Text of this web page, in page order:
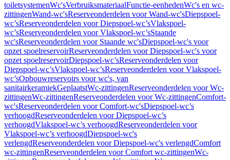
toiletsystemenWc'sVerbruiksmateriaalFunctie-eenhedenWc's en wc-
zittingenWand-wc'sReserveonderdelen voor Wand-wc'sDiepspoel-
wc’sReserveonderdelen voor Diepspoel-wc’sVlakspoel-
wc’sReserveonderdelen voor Vlakspoel-wc’sStaande
wc'sReserveonderdelen voor Staande wc'sDiepspoel-wc's voor
opzet spoelreservoirReserveonderdelen voor Diepspoel-wc's voor
opzet spoelreservoirDiepspoel-wc’sReserveonderdelen voor
Diepspoel-wc’sVlakspoel-wc’sReserveonderdelen voor Vlakspoel-
wc’sOpbouwreservoirs voor wc's, van
sanitairkeramiekGeplaatstWc-zittingenReserveonderdelen voor Wc-
zittingenWc-zittingenReserveonderdelen voor Wc-zittingenComfort-
wc'sReserveonderdelen voor Comfort-wc'sDiepspoel-wc’s
verhoogdReserveonderdelen voor Diepspoel-wc’s
verhoogdVlakspoel-wc’s verhoogdReserveonderdelen voor
Vlakspoel-wc’s verhoogdDiepspoel-wc's
verlengdReserveonderdelen voor Diepspoel-wc's verlengdComfort
wc-zittingenReserveonderdelen voor Comfort wc-zittingenWc-